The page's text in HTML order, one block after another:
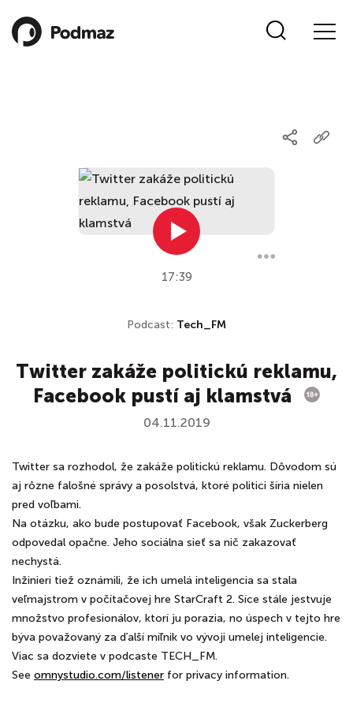
17:39
Podcast: Tech_FM
Twitter zakáže politickú reklamu,
Facebook pustí aj klamstvá
04.11.2019
Twitter sa rozhodol, že zakáže politickú reklamu. Dôvodom sú
aj rôzne falošné správy a posolstvá, ktoré politici šíria nielen
pred voľbami.
Na otázku, ako bude postupovať Facebook, však Zuckerberg
odpovedal opačne. Jeho sociálna sieť sa nič zakazovať
nechystá.
Inžinieri tiež oznámili, že ich umelá inteligencia sa stala
veľmajstrom v počítačovej hre StarCraft 2. Síce stále jestvuje
množstvo profesionálov, ktorí ju porazia, no úspech v tejto hre
býva považovaný za ďalší míľnik vo vývoji umelej inteligencie.
Viac sa dozviete v podcaste TECH_FM.
See omnystudio.com/listener for privacy information.